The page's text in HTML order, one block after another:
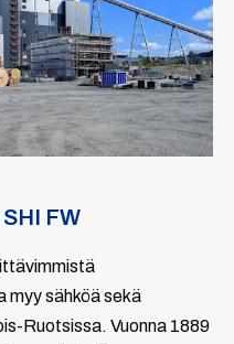
FW
myy sähköä sekä
Ruotsissa. Vuonna 1889